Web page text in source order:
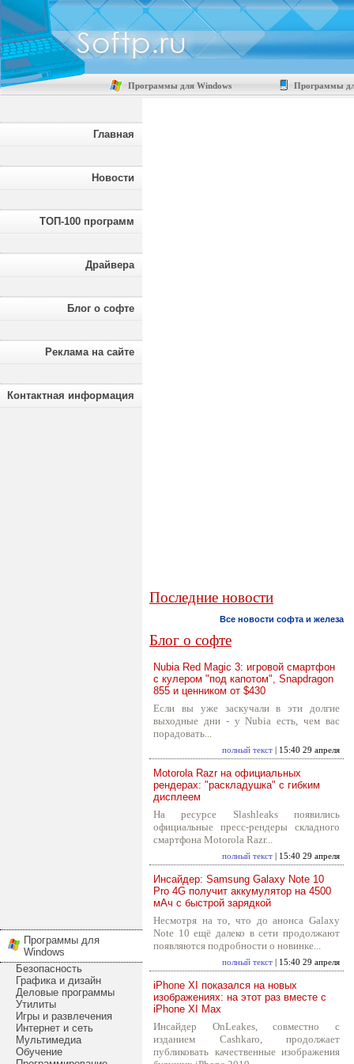
Программы для Windows Программы
Главная
Новости
ТОП-100 программ
Драйвера
Блог о софте
Реклама на сайте
Контактная информация
Программы для
Windows
Безопасность
Графика и дизайн
Деловые программы
Утилиты
Игры и развлечения
Интернет и сеть
Мультимедиа
Обучение
Последние новости
Все новости софта и железа
Блог о софте
Nubia Red Magic 3: игровой смартфон
с кулером "под капотом", Snapdragon
855 и ценником от $430
Если вы уже заскучали в эти долгие
выходные дни - у Nubia есть, чем вас
порадовать...
полный текст | 15:40 29 апреля
Motorola Razr на официальных
рендерах: "раскладушка" с гибким
дисплеем
На ресурсе Slashleaks появились
официальные пресс-рендеры складного
смартфона Motorola Razr...
полный текст | 15:40 29 апреля
Инсайдер: Samsung Galaxy Note 10
Pro 4G получит аккумулятор на 4500
мАч с быстрой зарядкой
Несмотря на то, что до анонса Galaxy
Note 10 ещё далеко в сети продолжают
появляются подробности о новинке...
полный текст | 15:40 29 апреля
iPhone XI показался на новых
изображениях: на этот раз вместе с
iPhone XI Max
Инсайдер OnLeakes, совместно с
изданием Cashkaro, продолжает
публиковать качественные изображения